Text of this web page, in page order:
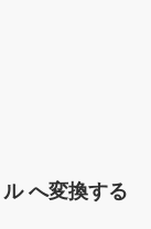
へ変換する